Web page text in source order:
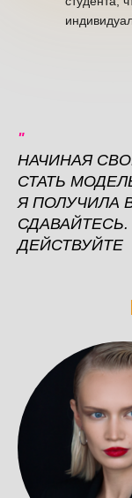
"
НАЧИНАЯ
СТАТЬ
Я ПОЛУЧИЛА
ДЕЙСТВУЙТЕ